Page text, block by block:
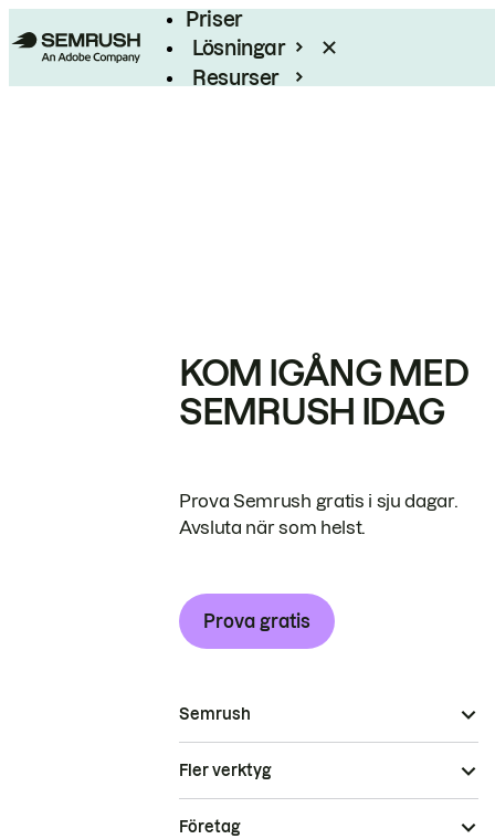
Priser
Lösningar
Resurser
KOM IGÅNG MED
SEMRUSH IDAG
Prova Semrush gratis i sju dagar.
Avsluta när som helst.
Prova gratis
Semrush
Fler verktyg
Företag